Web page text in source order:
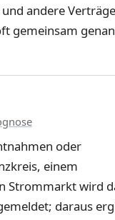
andere
gemeinsam
oder
einem
Strommarkt wird
daraus